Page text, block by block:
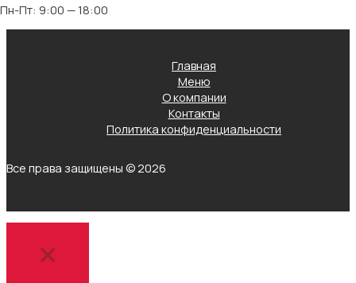
Пн-Пт: 9:00 — 18:00
Главная
Меню
О компании
Контакты
Политика конфиденциальности
Все права защищены © 2026
×